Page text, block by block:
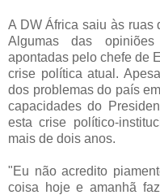
A DW África saiu às ruas
Algumas das
apontadas pelo chefe de
crise política atual.
dos problemas do país
capacidades do
esta crise político-
mais de dois anos.
"Eu não acredito
coisa hoje e amanhã